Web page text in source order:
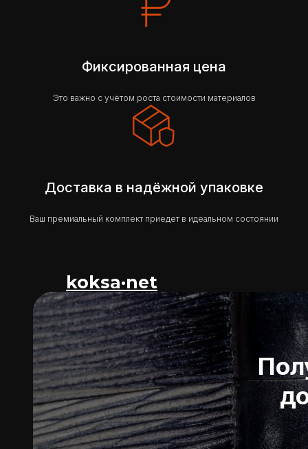
Фиксированная цена
Это важно с учётом роста стоимости материалов
Доставка в надёжной упаковке
Ваш премиальный комплект приедет в идеальном состоянии
koksa·net